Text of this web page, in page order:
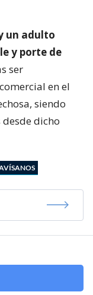
un adulto
y porte de
ser
en el
siendo
dicho